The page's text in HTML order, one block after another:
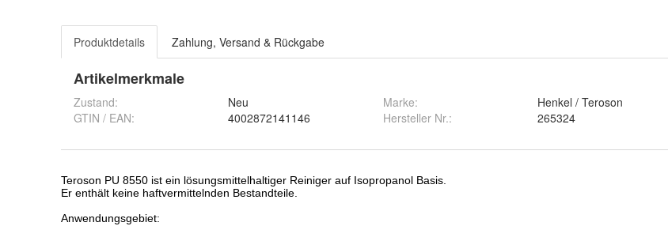
Produktdetails Zahlung, Versand & Rückgabe
Artikelmerkmale
Zustand:
Neu
GTIN / EAN:
4002872141146
Marke:
Henkel / Teroson
Hersteller Nr.:
265324